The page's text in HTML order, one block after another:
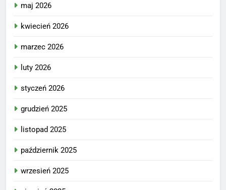
maj 2026
kwiecień 2026
marzec 2026
luty 2026
styczeń 2026
grudzień 2025
listopad 2025
październik 2025
wrzesień 2025